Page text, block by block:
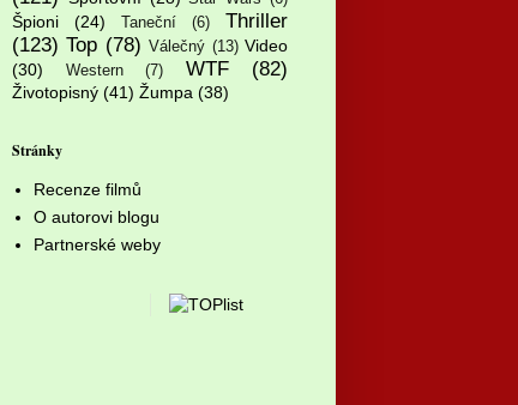
Špioni (24) Taneční (6)
Thriller
(123) Top (78) Válečný (13) Video
(30)
Western (7) WTF (82)
Životopisný (41) Žumpa (38)
Stránky
Recenze filmů
O autorovi blogu
Partnerské weby